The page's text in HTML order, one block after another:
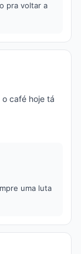
pra voltar a
café hoje tá
uma luta